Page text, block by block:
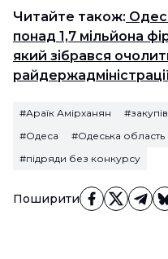
Поширити
Читайте також:
понад 1,7 мільйона
який зібрався
#Араїк Амірханян
#Одеса
#Одеська область
#підряди без конкурсу